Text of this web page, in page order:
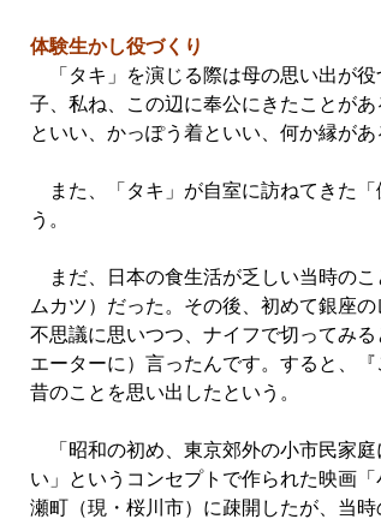
体験生かし役づくり
「タキ」を演じる際は母の思い出が役
子、私ね、この辺に奉公にきたことが
といい、かっぽう着といい、何か縁が
また、「タキ」が自室に訪ねてきた「
う。
まだ、日本の食生活が乏しい当時のこ
ムカツ）だった。その後、初めて銀座
不思議に思いつつ、ナイフで切ってみ
エーターに）言ったんです。すると、
昔のことを思い出したという。
「昭和の初め、東京郊外の小市民家庭
い」というコンセプトで作られた映画
瀬町（現・桜川市）に疎開したが、当